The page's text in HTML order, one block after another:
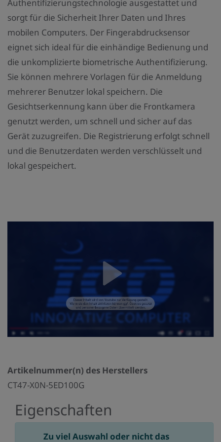
Authentifizierungstechnologie ausgestattet und
sorgt für die Sicherheit Ihrer Daten und Ihres
mobilen Computers. Der Fingerabdrucksensor
eignet sich ideal für die einhändige Bedienung und
die unkomplizierte biometrische Authentifizierung.
Sie können mehrere Vorlagen für die Anmeldung
mehrerer Benutzer lokal speichern. Die
Gesichtserkennung kann über die Frontkamera
genutzt werden, um schnell und sicher auf das
Gerät zuzugreifen. Die Registrierung erfolgt schnell
und die Benutzerdaten werden verschlüsselt und
lokal gespeichert.
Artikelnummer(n) des Herstellers
CT47-X0N-5ED100G
Eigenschaften
Zu viel Auswahl oder nicht das